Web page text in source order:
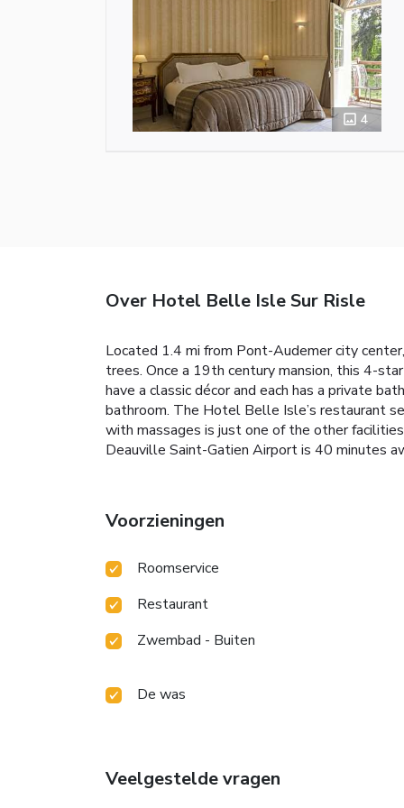
4
Over Hotel Belle Isle Sur Risle
Located 1.4 mi from Pont-Audemer city
trees. Once a 19th century mansion, this 4-
have a classic décor and each has a private
bathroom. The Hotel Belle Isle’s restaurant
with massages is just one of the other
Deauville Saint-Gatien Airport is 40 minutes
Voorzieningen
Roomservice
Restaurant
Zwembad - Buiten
De was
Veelgestelde vragen